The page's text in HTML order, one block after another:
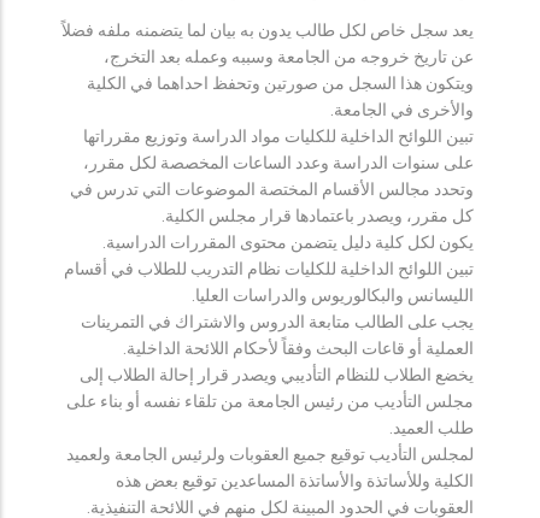
يعد سجل خاص لكل طالب يدون به بيان لما يتضمنه ملفه فضلاً
عن تاريخ خروجه من الجامعة وسببه وعمله بعد التخرج،
ويتكون هذا السجل من صورتين وتحفظ احداهما في الكلية
والأخرى في الجامعة.
تبين اللوائح الداخلية للكليات مواد الدراسة وتوزيع مقرراتها
على سنوات الدراسة وعدد الساعات المخصصة لكل مقرر،
وتحدد مجالس الأقسام المختصة الموضوعات التي تدرس في
كل مقرر، ويصدر باعتمادها قرار مجلس الكلية.
يكون لكل كلية دليل يتضمن محتوى المقررات الدراسية.
تبين اللوائح الداخلية للكليات نظام التدريب للطلاب في أقسام
الليسانس والبكالوريوس والدراسات العليا.
يجب على الطالب متابعة الدروس والاشتراك في التمرينات
العملية أو قاعات البحث وفقاً لأحكام اللائحة الداخلية.
يخضع الطلاب للنظام التأديبي ويصدر قرار إحالة الطلاب إلى
مجلس التأديب من رئيس الجامعة من تلقاء نفسه أو بناء على
طلب العميد.
لمجلس التأديب توقيع جميع العقوبات ولرئيس الجامعة ولعميد
الكلية وللأساتذة والأساتذة المساعدين توقيع بعض هذه
العقوبات في الحدود المبينة لكل منهم في اللائحة التنفيذية.